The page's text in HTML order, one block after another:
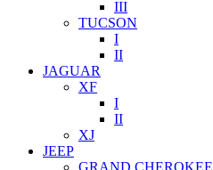
III
TUCSON
I
II
JAGUAR
XF
I
II
XJ
JEEP
GRAND CHEROKEE